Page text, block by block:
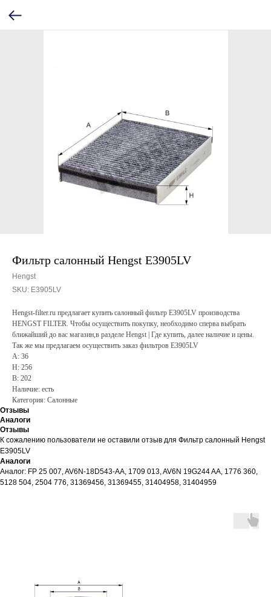
Фильтр салонный Hengst E3905LV
Hengst
SKU: E3905LV
Hengst-filter.ru предлагает купить салонный фильтр E3905LV производства
HENGST FILTER. Чтобы осуществить покупку, необходимо сперва выбрать
ближайший до вас магазин,в разделе Hengst | Где купить, далее наличие и цены.
Так же мы предлагаем осуществить заказ фильтров E3905LV
A: 36
H: 256
B: 202
Наличие: есть
Категория: Салонные
Отзывы
Аналоги
Отзывы
К сожалению пользователи не оставили отзыв для Фильтр салонный Hengst
E3905LV
Аналоги
Аналог: FP 25 007, AV6N-18D543-AA, 1709 013, AV6N 19G244 AA, 1776 360,
5128 504, 2504 776, 31369456, 31369455, 31404958, 31404959